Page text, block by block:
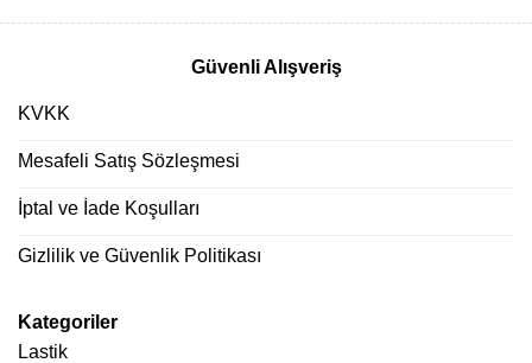
Güvenli Alışveriş
KVKK
Mesafeli Satış Sözleşmesi
İptal ve İade Koşulları
Gizlilik ve Güvenlik Politikası
Kategoriler
Lastik